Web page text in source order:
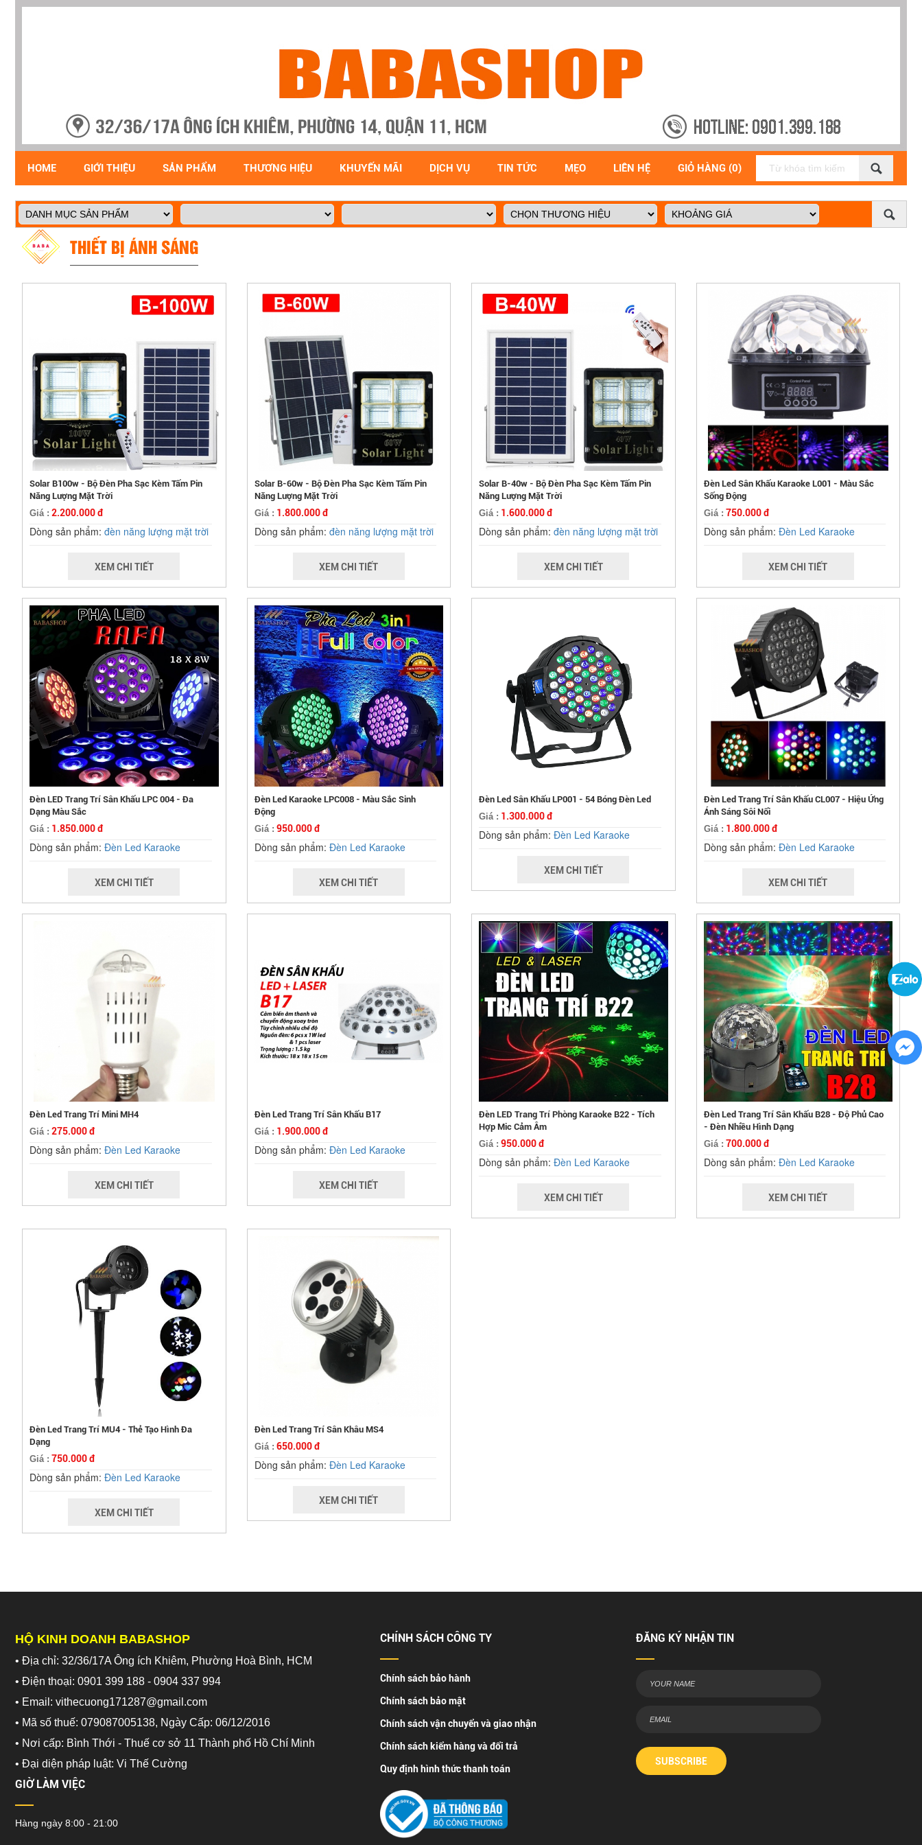
HOME GIỚI THIỆU SẢN PHẨM THƯƠNG HIỆU KHUYẾN MÃI DỊCH VỤ TIN TỨC MẸO LIÊN HỆ GIỎ HÀNG (0)
THIẾT BỊ ÁNH SÁNG
Solar B100w - Bộ Đèn Pha Sạc Kèm Tấm Pin
Năng Lượng Mặt Trời
Giá : 2.200.000 đ
Dòng sản phẩm: đèn năng lượng mặt trời
XEM CHI TIẾT
Solar B-60w - Bộ Đèn Pha Sạc Kèm Tấm Pin
Năng Lượng Mặt Trời
Giá : 1.800.000 đ
Dòng sản phẩm: đèn năng lượng mặt trời
XEM CHI TIẾT
Solar B-40w - Bộ Đèn Pha Sạc Kèm Tấm Pin
Năng Lượng Mặt Trời
Giá : 1.600.000 đ
Dòng sản phẩm: đèn năng lượng mặt trời
XEM CHI TIẾT
Đèn Led Sân Khấu Karaoke L001 - Màu Sắc
Sống Động
Giá : 750.000 đ
Dòng sản phẩm: Đèn Led Karaoke
XEM CHI TIẾT
Đèn LED Trang Trí Sân Khấu LPC 004 - Đa
Dạng Màu Sắc
Giá : 1.850.000 đ
Dòng sản phẩm: Đèn Led Karaoke
XEM CHI TIẾT
Đèn Led Karaoke LPC008 - Màu Sắc Sinh
Động
Giá : 950.000 đ
Dòng sản phẩm: Đèn Led Karaoke
XEM CHI TIẾT
Đèn Led Sân Khấu LP001 - 54 Bóng Đèn Led
Giá : 1.300.000 đ
Dòng sản phẩm: Đèn Led Karaoke
XEM CHI TIẾT
Đèn Led Trang Trí Sân Khấu CL007 - Hiệu Ứng
Ánh Sáng Sôi Nổi
Giá : 1.800.000 đ
Dòng sản phẩm: Đèn Led Karaoke
XEM CHI TIẾT
Đèn Led Trang Trí Mini MH4
Giá : 275.000 đ
Dòng sản phẩm: Đèn Led Karaoke
XEM CHI TIẾT
Đèn Led Trang Trí Sân Khấu B17
Giá : 1.900.000 đ
Dòng sản phẩm: Đèn Led Karaoke
XEM CHI TIẾT
Đèn LED Trang Trí Phòng Karaoke B22 - Tích
Hợp Mic Cảm Âm
Giá : 950.000 đ
Dòng sản phẩm: Đèn Led Karaoke
XEM CHI TIẾT
Đèn Led Trang Trí Sân Khấu B28 - Độ Phủ Cao
- Đèn Nhiều Hình Dạng
Giá : 700.000 đ
Dòng sản phẩm: Đèn Led Karaoke
XEM CHI TIẾT
Đèn Led Trang Trí MU4 - Thẻ Tạo Hình Đa
Dạng
Giá : 750.000 đ
Dòng sản phẩm: Đèn Led Karaoke
XEM CHI TIẾT
Đèn Led Trang Trí Sân Khâu MS4
Giá : 650.000 đ
Dòng sản phẩm: Đèn Led Karaoke
XEM CHI TIẾT
HỘ KINH DOANH BABASHOP
• Địa chỉ: 32/36/17A Ông ích Khiêm, Phường Hoà Bình, HCM
• Điện thoại: 0901 399 188 - 0904 337 994
• Email: vithecuong171287@gmail.com
• Mã số thuế: 079087005138, Ngày Cấp: 06/12/2016
• Nơi cấp: Bình Thới - Thuế cơ sở 11 Thành phố Hồ Chí Minh
• Đại diện pháp luật: Vi Thế Cường
GIỜ LÀM VIỆC
Hàng ngày 8:00 - 21:00
CHÍNH SÁCH CÔNG TY
Chính sách bảo hành
Chính sách bảo mật
Chính sách vận chuyển và giao nhận
Chính sách kiểm hàng và đổi trả
Quy định hình thức thanh toán
ĐĂNG KÝ NHẬN TIN
SUBSCRIBE